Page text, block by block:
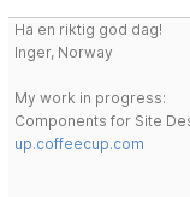
Ha en riktig god dag!
Inger, Norway
My work in progress:
Components for Site
up.coffeecup.com